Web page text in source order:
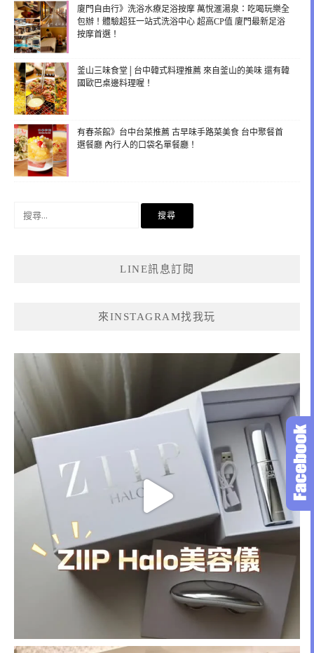
廈門自由行》洗浴水療足浴按摩 萬悅滙湯泉：吃喝玩樂全
包辦！體驗超狂一站式洗浴中心 超高CP值 廈門最新足浴
按摩首選！
釜山三味食堂│台中韓式料理推薦 來自釜山的美味 還有韓
國歐巴桌邊料理喔！
有春茶館》台中台菜推薦 古早味手路菜美食 台中聚餐首
選餐廳 內行人的口袋名單餐廳！
LINE訊息訂閱
來INSTAGRAM找我玩